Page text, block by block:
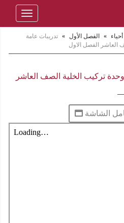
Toggle
أحياء » الفصل الأول » تدريبات عامة
العاشر الفصل الاول
تركيب الخلية الصف العاشر
الشاشة